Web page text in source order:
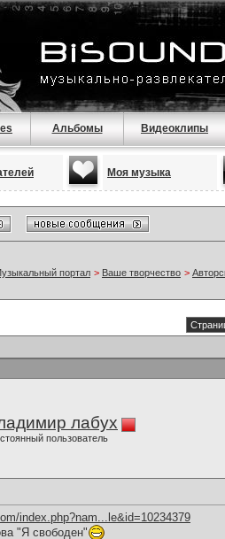
Альбомы Видеоклипы
Моя музыка
портал > Ваше творчество >
лабух
пользователь
index.php?nam...le&id=10234379
"Я свободен"